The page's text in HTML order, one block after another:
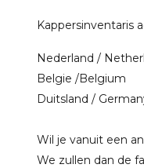
Kappersinventaris
Nederland /
Belgie /Belgium
Duitsland /
Wil je vanuit een
We zullen dan de